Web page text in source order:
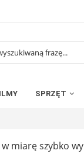
SPRZĘT
miarę szybko